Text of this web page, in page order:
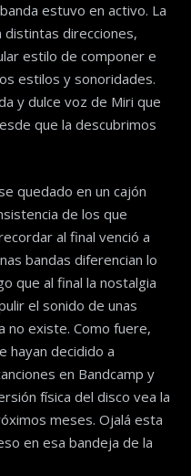
estuvo en activo. La
distintas direcciones,
estilo de componer e
estilos y sonoridades.
y dulce voz de Miri que
que la descubrimos
quedado en un cajón
de los que
al final venció a
bandas diferencian lo
que al final la nostalgia
el sonido de unas
no existe. Como fuere,
hayan decidido a
en Bandcamp y
física del disco vea la
meses. Ojalá esta
en esa bandeja de la